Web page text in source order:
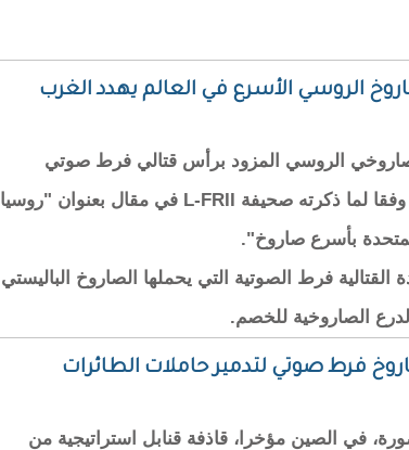
الروسي الأسرع في العالم يهدد الغرب
الروسي المزود برأس قتالي فرط صوتي
خطرا داهما لدول الغرب وفقا لما ذكرته صحيفة L-FRII في مقال بعنوان "روسيا
بأسرع صاروخ".
فرط الصوتية التي يحملها الصاروخ الباليستي
الصاروخية للخصم.
فرط صوتي لتدمير حاملات الطائرات
في الصين مؤخرا، قاذفة قنابل استراتيجية من